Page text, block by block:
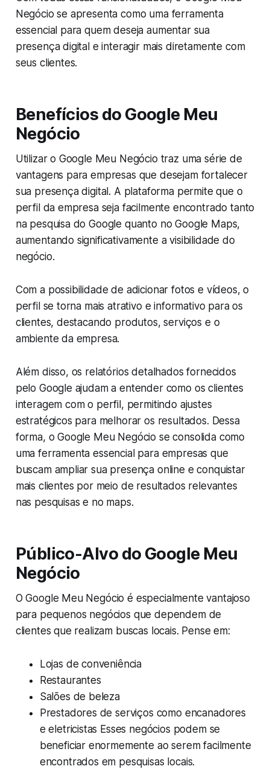
Negócio se apresenta como uma ferramenta
essencial para quem deseja aumentar sua
presença digital e interagir mais diretamente com
seus clientes.
Benefícios do Google Meu
Negócio
Utilizar o Google Meu Negócio traz uma série de
vantagens para empresas que desejam fortalecer
sua presença digital. A plataforma permite que o
perfil da empresa seja facilmente encontrado tanto
na pesquisa do Google quanto no Google Maps,
aumentando significativamente a visibilidade do
negócio.
Com a possibilidade de adicionar fotos e vídeos, o
perfil se torna mais atrativo e informativo para os
clientes, destacando produtos, serviços e o
ambiente da empresa.
Além disso, os relatórios detalhados fornecidos
pelo Google ajudam a entender como os clientes
interagem com o perfil, permitindo ajustes
estratégicos para melhorar os resultados. Dessa
forma, o Google Meu Negócio se consolida como
uma ferramenta essencial para empresas que
buscam ampliar sua presença online e conquistar
mais clientes por meio de resultados relevantes
nas pesquisas e no maps.
Público-Alvo do Google Meu
Negócio
O Google Meu Negócio é especialmente vantajoso
para pequenos negócios que dependem de
clientes que realizam buscas locais. Pense em:
Lojas de conveniência
Restaurantes
Salões de beleza
Prestadores de serviços como encanadores
e eletricistas Esses negócios podem se
beneficiar enormemente ao serem facilmente
encontrados em pesquisas locais.